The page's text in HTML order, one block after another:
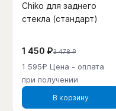
Chiko для заднего
стекла (стандарт)
1 450 ₽3 478 ₽
1 595₽ Цена - оплата
при получении
В корзину